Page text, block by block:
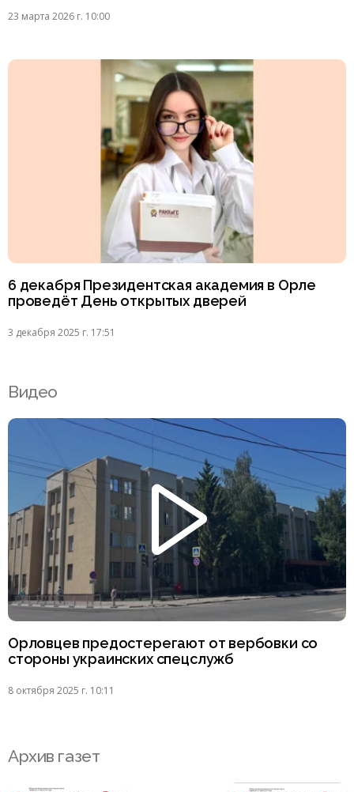
23 марта 2026 г. 10:00
6 декабря Президентская академия в Орле
проведёт День открытых дверей
3 декабря 2025 г. 17:51
Видео
Орловцев предостерегают от вербовки со
стороны украинских спецслужб
8 октября 2025 г. 10:11
Архив газет